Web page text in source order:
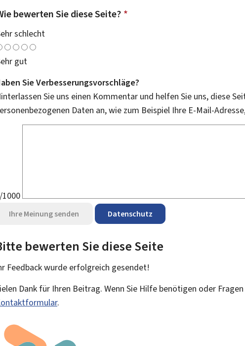
bewerten Sie diese Seite? *
schlecht
gut
Sie Verbesserungsvorschläge?
Sie uns einen Kommentar und helfen Sie uns, diese
Daten an, wie zum Beispiel Ihre E-Mail-
1000
Ihre Meinung senden Datenschutz
bewerten Sie diese Seite
Feedback wurde erfolgreich gesendet!
Dank für Ihren Beitrag. Wenn Sie Hilfe benötigen oder
.